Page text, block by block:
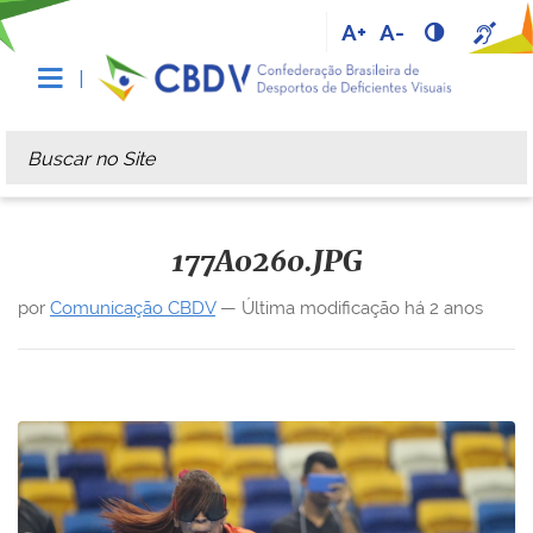
A+ A-
Busca
Busca Avançada…
177A0260.JPG
por Comunicação CBDV— Última modificação há 2 anos